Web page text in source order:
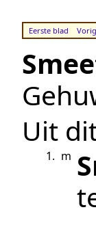
Eerste blad
Uit
1. m